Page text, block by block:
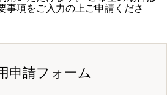
事項をご入力の上ご申請くださ
申請フォーム